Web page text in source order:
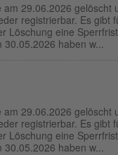
am 29.06.2026 gelöscht
registrierbar. Es gibt
Löschung eine
30.05.2026 haben w...
am 29.06.2026 gelöscht
registrierbar. Es gibt
Löschung eine
30.05.2026 haben w...